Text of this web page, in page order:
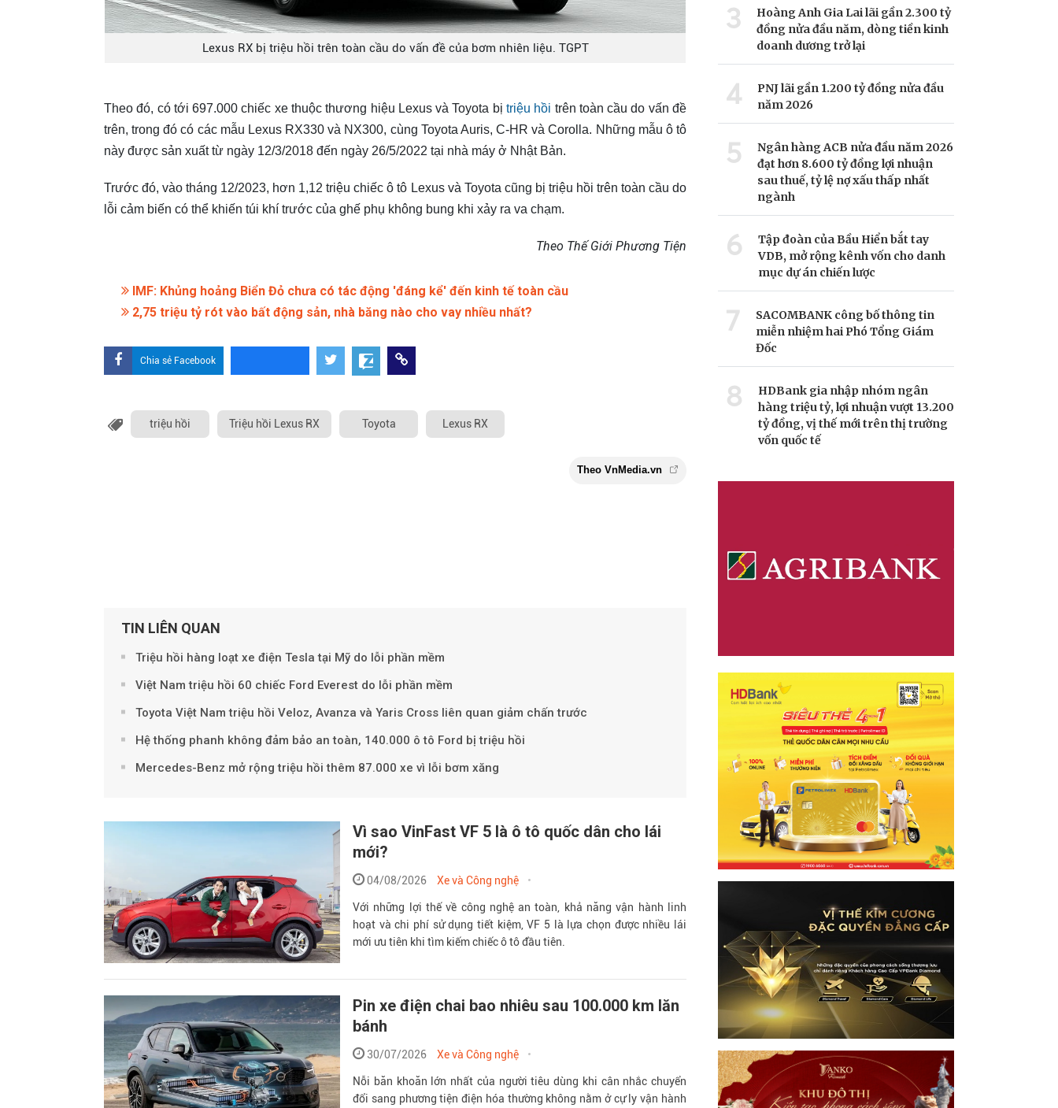
Lexus RX bị triệu hồi trên toàn cầu do vấn đề của bơm nhiên liệu. TGPT
Theo đó, có tới 697.000 chiếc xe thuộc thương hiệu Lexus và Toyota bị triệu hồi trên toàn cầu do vấn đề
trên, trong đó có các mẫu Lexus RX330 và NX300, cùng Toyota Auris, C-HR và Corolla. Những mẫu ô tô
này được sản xuất từ ngày 12/3/2018 đến ngày 26/5/2022 tại nhà máy ở Nhật Bản.
Trước đó, vào tháng 12/2023, hơn 1,12 triệu chiếc ô tô Lexus và Toyota cũng bị triệu hồi trên toàn cầu do
lỗi cảm biến có thể khiến túi khí trước của ghế phụ không bung khi xảy ra va chạm.
Theo Thế Giới Phương Tiện
IMF: Khủng hoảng Biển Đỏ chưa có tác động 'đáng kể' đến kinh tế toàn cầu
2,75 triệu tỷ rót vào bất động sản, nhà băng nào cho vay nhiều nhất?
Chia sẻ Facebook
triệu hồi Triệu hồi Lexus RX Toyota Lexus RX
TIN LIÊN QUAN
Triệu hồi hàng loạt xe điện Tesla tại Mỹ do lỗi phần mềm
Việt Nam triệu hồi 60 chiếc Ford Everest do lỗi phần mềm
Toyota Việt Nam triệu hồi Veloz, Avanza và Yaris Cross liên quan giảm chấn trước
Hệ thống phanh không đảm bảo an toàn, 140.000 ô tô Ford bị triệu hồi
Mercedes-Benz mở rộng triệu hồi thêm 87.000 xe vì lỗi bơm xăng
Vì sao VinFast VF 5 là ô tô quốc dân cho lái
mới?
04/08/2026 Xe và Công nghệ
Với những lợi thế về công nghệ an toàn, khả năng vận hành linh
hoạt và chi phí sử dụng tiết kiệm, VF 5 là lựa chọn được nhiều lái
mới ưu tiên khi tìm kiếm chiếc ô tô đầu tiên.
Pin xe điện chai bao nhiêu sau 100.000 km lăn
bánh
30/07/2026 Xe và Công nghệ
Nỗi băn khoăn lớn nhất của người tiêu dùng khi cân nhắc chuyển
đổi sang phương tiện điện hóa thường không nằm ở cự ly vận hành
3
Hoàng Anh Gia Lai lãi gần 2.300 tỷ
đồng nửa đầu năm, dòng tiền kinh
doanh dương trở lại
4
PNJ lãi gần 1.200 tỷ đồng nửa đầu
năm 2026
5
Ngân hàng ACB nửa đầu năm 2026
đạt hơn 8.600 tỷ đồng lợi nhuận
sau thuế, tỷ lệ nợ xấu thấp nhất
ngành
6
Tập đoàn của Bầu Hiển bắt tay
VDB, mở rộng kênh vốn cho danh
mục dự án chiến lược
7
SACOMBANK công bố thông tin
miễn nhiệm hai Phó Tổng Giám
Đốc
8
HDBank gia nhập nhóm ngân
hàng triệu tỷ, lợi nhuận vượt 13.200
tỷ đồng, vị thế mới trên thị trường
vốn quốc tế